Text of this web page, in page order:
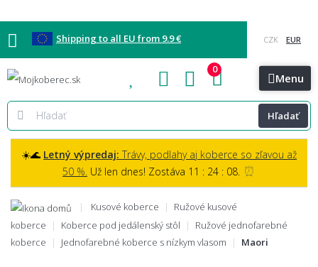
Shipping to all EU from 9.9 €
Blog Kontakt Menu
Hľadať
0
☀️🌊 Letný výpredaj: Trávy, podlahy aj koberce so zľavou až
50 %. Už len dnes! Zostáva 11 : 24 : 07. ⏰
Kusové koberce
Ružové kusové
koberce
Koberce pod jedálenský stôl
Ružové jednofarebné
koberce
Jednofarebné koberce s nízkym vlasom Maori